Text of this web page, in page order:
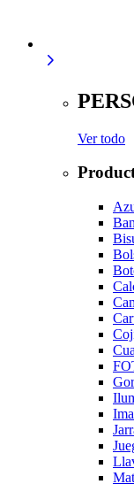
Ver todo